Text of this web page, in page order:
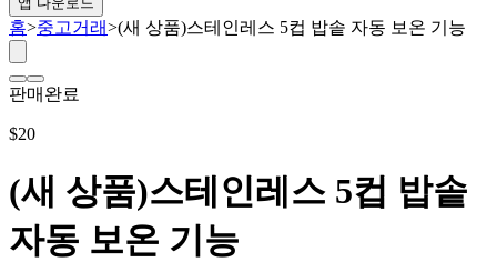
홈>중고거래>(새 상품)스테인레스 5컵 밥솥 자동 보온 기능
판매완료
$20
(새 상품)스테인레스 5컵 밥솥
자동 보온 기능